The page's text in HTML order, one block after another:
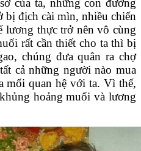
bị địch cài mìn, nhiều chiến
lương thực trở nên vô cùng
rất cần thiết cho ta thì bị
chúng đưa quân ra chợ
cả những người nào mua
mối quan hệ với ta. Vì thế,
hoảng muối và lương